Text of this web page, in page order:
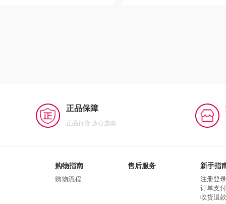
正品保障
正品行货 放心选购
购物指南
购物流程
售后服务 新手指
注册登录
订单支付
收货退款